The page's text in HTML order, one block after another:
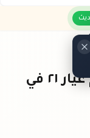
سعر سبيكة الذهب ١ جرام عيار ٢١ في